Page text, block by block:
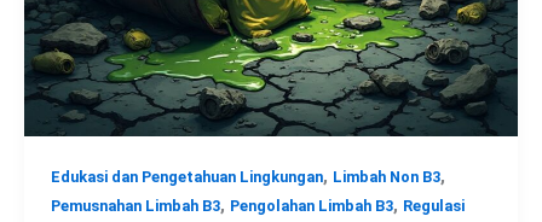
Edukasi dan Pengetahuan Lingkungan, Limbah Non B3,
Pemusnahan Limbah B3, Pengolahan Limbah B3, Regulasi